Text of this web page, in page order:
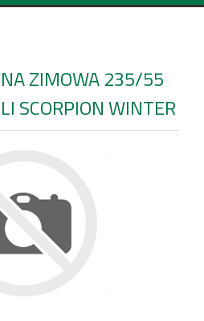
ZIMOWA 235/55
SCORPION WINTER